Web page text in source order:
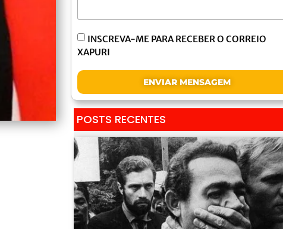
INSCREVA-ME PARA RECEBER O CORREIO
XAPURI
ENVIAR MENSAGEM
POSTS RECENTES